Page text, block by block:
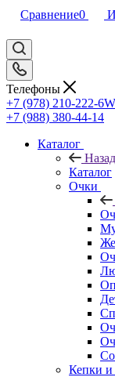
Сравнение0
Телефоны
+7 (978) 210-222-6
+7 (988) 380-44-14
Каталог
Назад
Каталог
Очки
Кепки и